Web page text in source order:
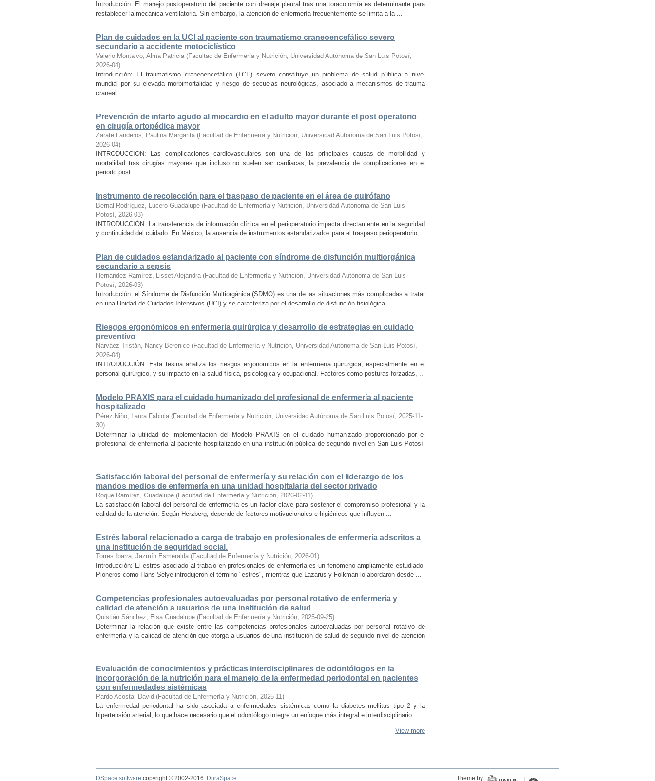
Introducción: El manejo postoperatorio del paciente con drenaje pleural tras una toracotomía es determinante para
restablecer la mecánica ventilatoria. Sin embargo, la atención de enfermería frecuentemente se limita a la ...
Plan de cuidados en la UCI al paciente con traumatismo craneoencefálico severo
secundario a accidente motociclístico
Valerio Montalvo, Alma Patricia (Facultad de Enfermería y Nutrición, Universidad Autónoma de San Luis Potosí,
2026-04)
Introducción: El traumatismo craneoencefálico (TCE) severo constituye un problema de salud pública a nivel
mundial por su elevada morbimortalidad y riesgo de secuelas neurológicas, asociado a mecanismos de trauma
craneal ...
Prevención de infarto agudo al miocardio en el adulto mayor durante el post operatorio
en cirugía ortopédica mayor
Zárate Landeros, Paulina Margarita (Facultad de Enfermería y Nutrición, Universidad Autónoma de San Luis Potosí,
2026-04)
INTRODUCCION: Las complicaciones cardiovasculares son una de las principales causas de morbilidad y
mortalidad tras cirugías mayores que incluso no suelen ser cardiacas, la prevalencia de complicaciones en el
periodo post ...
Instrumento de recolección para el traspaso de paciente en el área de quirófano
Bernal Rodríguez, Lucero Guadalupe (Facultad de Enfermería y Nutrición, Universidad Autónoma de San Luis
Potosí, 2026-03)
INTRODUCCIÓN: La transferencia de información clínica en el perioperatorio impacta directamente en la seguridad
y continuidad del cuidado. En México, la ausencia de instrumentos estandarizados para el traspaso perioperatorio ...
Plan de cuidados estandarizado al paciente con síndrome de disfunción multiorgánica
secundario a sepsis
Hernández Ramírez, Lisset Alejandra (Facultad de Enfermería y Nutrición, Universidad Autónoma de San Luis
Potosí, 2026-03)
Introducción: el Síndrome de Disfunción Multiorgánica (SDMO) es una de las situaciones más complicadas a tratar
en una Unidad de Cuidados Intensivos (UCI) y se caracteriza por el desarrollo de disfunción fisiológica ...
Riesgos ergonómicos en enfermería quirúrgica y desarrollo de estrategias en cuidado
preventivo
Narváez Tristán, Nancy Berenice (Facultad de Enfermería y Nutrición, Universidad Autónoma de San Luis Potosí,
2026-04)
INTRODUCCIÓN: Esta tesina analiza los riesgos ergonómicos en la enfermería quirúrgica, especialmente en el
personal quirúrgico, y su impacto en la salud física, psicológica y ocupacional. Factores como posturas forzadas, ...
Modelo PRAXIS para el cuidado humanizado del profesional de enfermería al paciente
hospitalizado
Pérez Niño, Laura Fabiola (Facultad de Enfermería y Nutrición, Universidad Autónoma de San Luis Potosí, 2025-11-
30)
Determinar la utilidad de implementación del Modelo PRAXIS en el cuidado humanizado proporcionado por el
profesional de enfermería al paciente hospitalizado en una institución pública de segundo nivel en San Luis Potosí.
...
Satisfacción laboral del personal de enfermería y su relación con el liderazgo de los
mandos medios de enfermería en una unidad hospitalaria del sector privado
Roque Ramírez, Guadalupe (Facultad de Enfermería y Nutrición, 2026-02-11)
La satisfacción laboral del personal de enfermería es un factor clave para sostener el compromiso profesional y la
calidad de la atención. Según Herzberg, depende de factores motivacionales e higiénicos que influyen ...
Estrés laboral relacionado a carga de trabajo en profesionales de enfermería adscritos a
una institución de seguridad social.
Torres Ibarra, Jazmín Esmeralda (Facultad de Enfermería y Nutrición, 2026-01)
Introducción: El estrés asociado al trabajo en profesionales de enfermería es un fenómeno ampliamente estudiado.
Pioneros como Hans Selye introdujeron el término "estrés", mientras que Lazarus y Folkman lo abordaron desde ...
Competencias profesionales autoevaluadas por personal rotativo de enfermería y
calidad de atención a usuarios de una institución de salud
Quistián Sánchez, Elsa Guadalupe (Facultad de Enfermería y Nutrición, 2025-09-25)
Determinar la relación que existe entre las competencias profesionales autoevaluadas por personal rotativo de
enfermería y la calidad de atención que otorga a usuarios de una institución de salud de segundo nivel de atención
...
Evaluación de conocimientos y prácticas interdisciplinares de odontólogos en la
incorporación de la nutrición para el manejo de la enfermedad periodontal en pacientes
con enfermedades sistémicas
Pardo Acosta, David (Facultad de Enfermería y Nutrición, 2025-11)
La enfermedad periodontal ha sido asociada a enfermedades sistémicas como la diabetes mellitus tipo 2 y la
hipertensión arterial, lo que hace necesario que el odontólogo integre un enfoque más integral e interdisciplinario ...
View more
DSpace software copyright © 2002-2016 DuraSpace Theme by